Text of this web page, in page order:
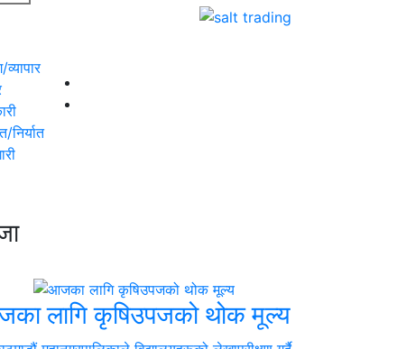
व्यापार
निर्यात
लागि कृषिउपजको थोक मूल्य